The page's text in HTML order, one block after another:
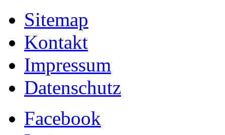
Sitemap
Kontakt
Impressum
Datenschutz
Facebook